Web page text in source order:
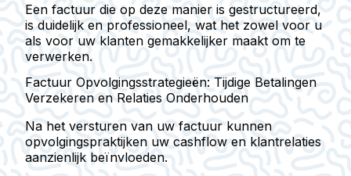
Een factuur die op deze manier is gestructureerd,
is duidelijk en professioneel, wat het zowel voor u
als voor uw klanten gemakkelijker maakt om te
verwerken.
Factuur Opvolgingsstrategieën: Tijdige Betalingen
Verzekeren en Relaties Onderhouden
Na het versturen van uw factuur kunnen
opvolgingspraktijken uw cashflow en klantrelaties
aanzienlijk beïnvloeden.